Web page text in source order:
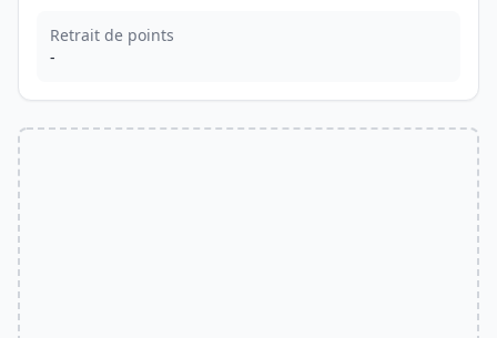
Retrait de points
-